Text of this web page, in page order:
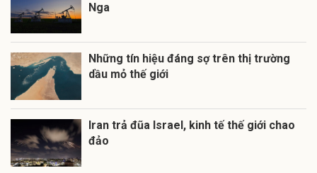
Nga
Những tín hiệu đáng sợ trên thị trường
dầu mỏ thế giới
Iran trả đũa Israel, kinh tế thế giới chao
đảo